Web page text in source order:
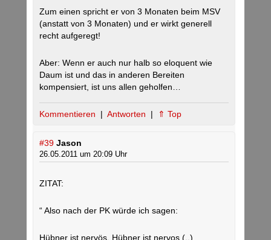
Zum einen spricht er von 3 Monaten beim MSV
(anstatt von 3 Monaten) und er wirkt generell
recht aufgeregt!
Aber: Wenn er auch nur halb so eloquent wie
Daum ist und das in anderen Bereiten
kompensiert, ist uns allen geholfen…
Kommentieren | Antworten | ⇑ Top
#39 Jason
26.05.2011 um 20:09 Uhr
ZITAT:
“ Also nach der PK würde ich sagen:
Hübner ist nervös, Hübner ist nervos (..)